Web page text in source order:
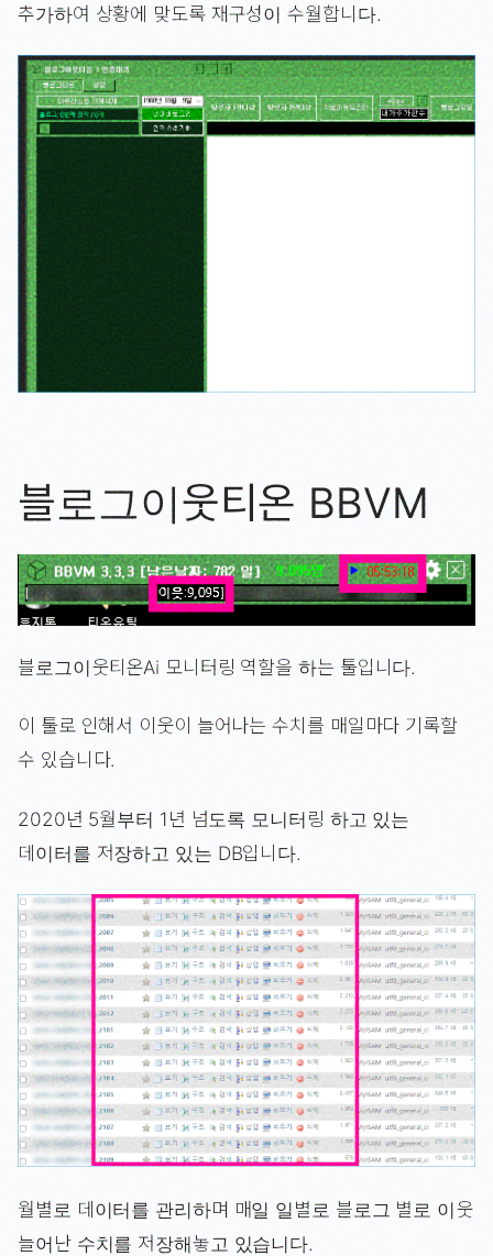
추가하여 상황에 맞도록 재구성이 수월합니다.
블로그이웃티온 BBVM
블로그이웃티온Ai 모니터링 역할을 하는 툴입니다.
이 툴로 인해서 이웃이 늘어나는 수치를 매일마다 기록할
수 있습니다.
2020년 5월부터 1년 넘도록 모니터링 하고 있는
데이터를 저장하고 있는 DB입니다.
월별로 데이터를 관리하며 매일 일별로 블로그 별로 이웃
늘어난 수치를 저장해놓고 있습니다.